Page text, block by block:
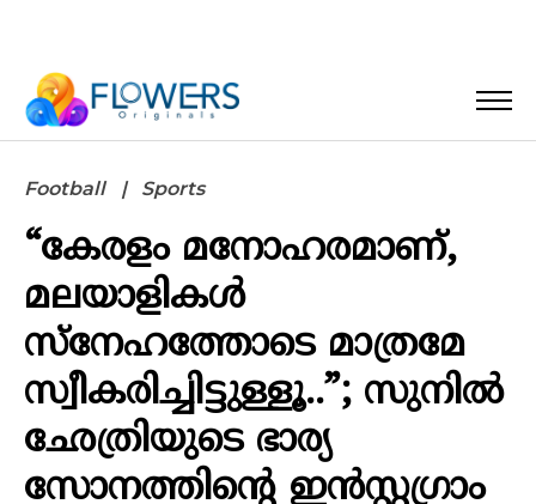
Football Sports
“കേരളം മനോഹരമാണ്,
മലയാളികൾ
സ്നേഹത്തോടെ മാത്രമേ
സ്വീകരിച്ചിട്ടുള്ളൂ..”; സുനിൽ
ഛേത്രിയുടെ ഭാര്യ
സോനത്തിന്റെ ഇൻസ്റ്റഗ്രാം